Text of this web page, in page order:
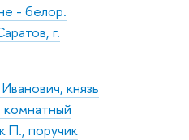
- белор.
г.
князь
П., поручик